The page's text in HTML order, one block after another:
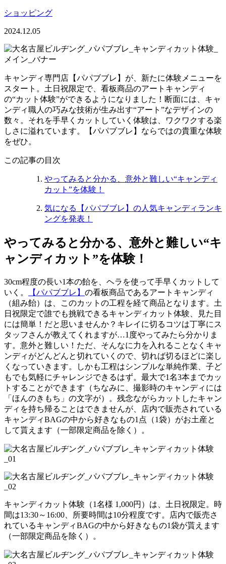
ショッピング
2024.12.05
キャンディ専門店【パパブブレ】が、新たに体験メニューを
スタート。土日祝限定で、看板商品のアートキャンディ
の“カット体験”ができるようになりました！断面には、キャ
ンディ職人の巧みな技術が生み出す“アート”なデザインの
数々。それを手早くカットしていく体験は、ワクワクする楽
しさに溢れています。【パパブブレ】ならではの貴重な体験
をぜひ。
この記事の目次
やってみると分かる、意外と難しい“キャンディ
カット”を体験！
気になる【パパブブレ】の人気キャンディランキ
ングを発表！
やってみると分かる、意外と難しい“キ
ャンディカット”を体験！
30cm程度の長い1本の飴を、ヘラを使って手早くカットして
いく。
【パパブブレ】 の看板商品であるアートキャンディ
（組み飴）は、このカットの工程を経て商品となります。土
日祝限定で誰でも挑戦できるキャンディカット体験、見た目
には簡単！だと思いませんか？キレイに切るコツは丁寧にス
タッフさんが教えてくれますが…1度やってみたら分かりま
す。意外と難しい！ただ、そんなに力を入れることなくキャ
ンディがどんどんと切れていくので、切れば切るほどに楽し
くなっていきます。しかも工程はシンプルな単純作業、子ど
もでも気軽にチャレンジできるはず。最大で1名3本までカッ
トすることができます（ちなみに、撮影時のキャンディには
「ほんのきもち」の文字が）。残念ながらカットしたキャン
ディを持ち帰ることはできませんが、店内で販売されている
キャンディBAGの中から好きなもの1点（1袋）がお土産と
して貰えます（一部限定商品を除く）。
キャンディカット体験（1名様 1,000円）は、土日祝限定。時
間は13:30～16:00、所要時間は10分程度です。店内で販売さ
れているキャンディBAGの中から好きなもの1袋が貰えます
（一部限定商品を除く）。